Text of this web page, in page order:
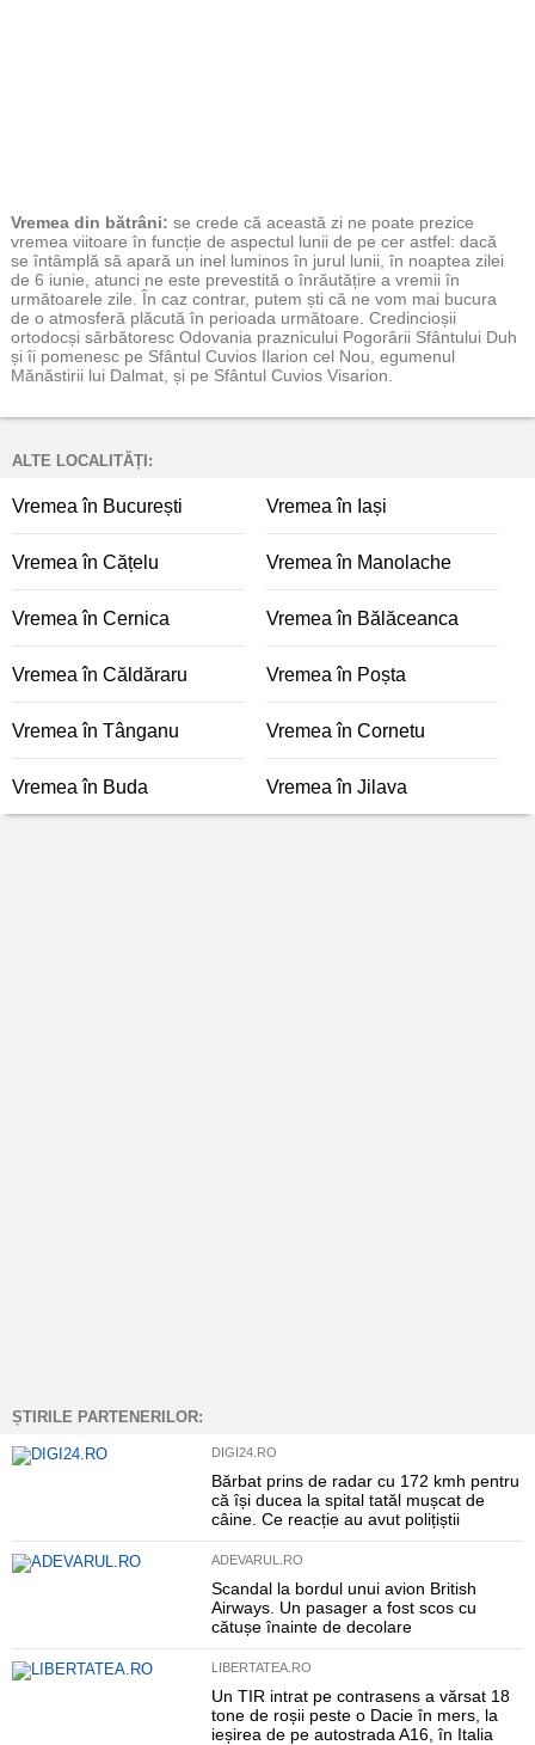
Vremea din bătrâni: se crede că această zi ne poate prezice
vremea viitoare în funcție de aspectul lunii de pe cer astfel: dacă
se întâmplă să apară un inel luminos în jurul lunii, în noaptea zilei
de 6 iunie, atunci ne este prevestită o înrăutățire a vremii în
următoarele zile. În caz contrar, putem ști că ne vom mai bucura
de o atmosferă plăcută în perioada următoare. Credincioșii
ortodocși sărbătoresc Odovania praznicului Pogorârii Sfântului Duh
și îi pomenesc pe Sfântul Cuvios Ilarion cel Nou, egumenul
Mănăstirii lui Dalmat, și pe Sfântul Cuvios Visarion.
ALTE LOCALITĂȚI:
Vremea în București Vremea în Iași
Vremea în Cățelu Vremea în Manolache
Vremea în Cernica Vremea în Bălăceanca
Vremea în Căldăraru Vremea în Poșta
Vremea în Tânganu Vremea în Cornetu
Vremea în Buda Vremea în Jilava
ȘTIRILE PARTENERILOR:
DIGI24.RO
Bărbat prins de radar cu 172 kmh pentru
că își ducea la spital tatăl mușcat de
câine. Ce reacție au avut polițiștii
ADEVARUL.RO
Scandal la bordul unui avion British
Airways. Un pasager a fost scos cu
cătușe înainte de decolare
LIBERTATEA.RO
Un TIR intrat pe contrasens a vărsat 18
tone de roșii peste o Dacie în mers, la
ieșirea de pe autostrada A16, în Italia